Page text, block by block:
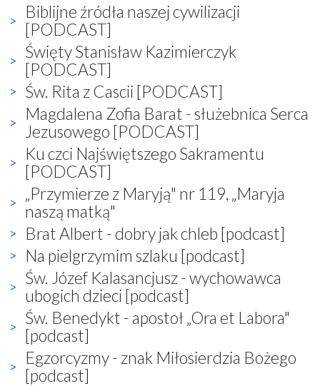
Biblijne źródła naszej cywilizacji
[PODCAST]
Święty Stanisław Kazimierczyk
[PODCAST]
Św. Rita z Cascii [PODCAST]
Magdalena Zofia Barat - służebnica Serca
Jezusowego [PODCAST]
Ku czci Najświętszego Sakramentu
[PODCAST]
„Przymierze z Maryją" nr 119, „Maryja
naszą matką"
Brat Albert - dobry jak chleb [podcast]
Na pielgrzymim szlaku [podcast]
Św. Józef Kalasancjusz - wychowawca
ubogich dzieci [podcast]
Św. Benedykt - apostoł „Ora et Labora"
[podcast]
Egzorcyzmy - znak Miłosierdzia Bożego
[podcast]